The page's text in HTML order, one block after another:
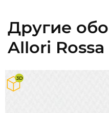
Другие
Allori Rossa